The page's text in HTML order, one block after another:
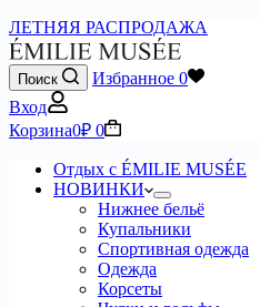
ЛЕТНЯЯ РАСПРОДАЖА
Поиск Избранное 0
Вход
Корзина0₽ 0
Отдых с ÉMILIE MUSÉE
НОВИНКИ
Нижнее бельё
Купальники
Спортивная одежда
Одежда
Корсеты